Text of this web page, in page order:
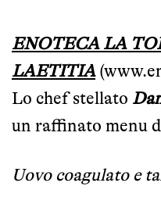
ENOTECA LA
LAETITIA(
Lo chef stellato
un raffinato menu
Uovo coagulato e